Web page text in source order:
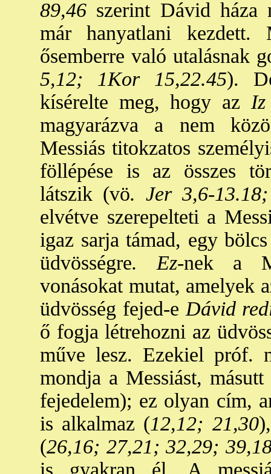
89,46 szerint Dávid háza
már hanyatlani kezdett.
ősemberre való utalásnak
5,12; 1Kor 15,22.45).
kísérelte meg, hogy az
magyarázva a nem
Messiás titokzatos
föllépése is az összes
látszik (vö. Jer 3,6-
elvétve szerepelteti a
igaz sarja támad, egy
üdvösségre. Ez-nek a
vonásokat mutat, amelyek
üdvösség fejed-e Dávid
ő fogja létrehozni az
műve lesz. Ezekiel próf.
mondja a Messiást,
fejedelem); ez olyan cím,
is alkalmaz (12,12; 21,30
(26,16; 27,21; 32,29;
is gyakran él. A